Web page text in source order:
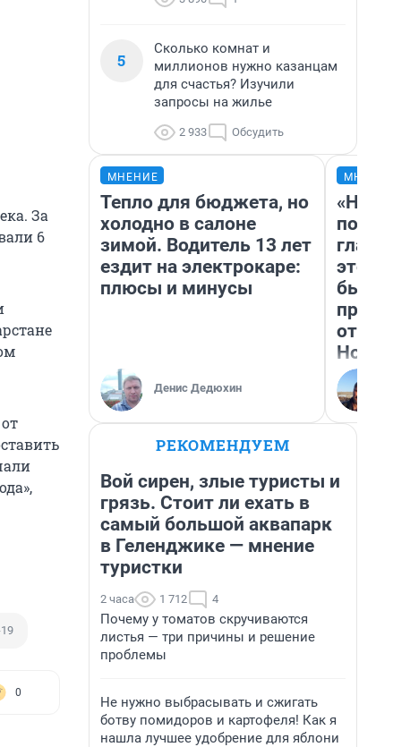
За
6
0
5
Сколько комнат и
миллионов нужно казанцам
для счастья? Изучили
запросы на жилье
2 933 Обсудить
МНЕНИЕ
Тепло для бюджета, но
холодно в салоне
зимой. Водитель 13 лет
ездит на электрокаре:
плюсы и минусы
Денис Дедюхин
этого
бьет
РЕКОМЕНДУЕМ
Вой сирен, злые туристы и
грязь. Стоит ли ехать в
самый большой аквапарк
в Геленджике — мнение
туристки
2 часа 1 712 4
Почему у томатов скручиваются
листья — три причины и решение
проблемы
Не нужно выбрасывать и сжигать
ботву помидоров и картофеля! Как я
нашла лучшее удобрение для яблони